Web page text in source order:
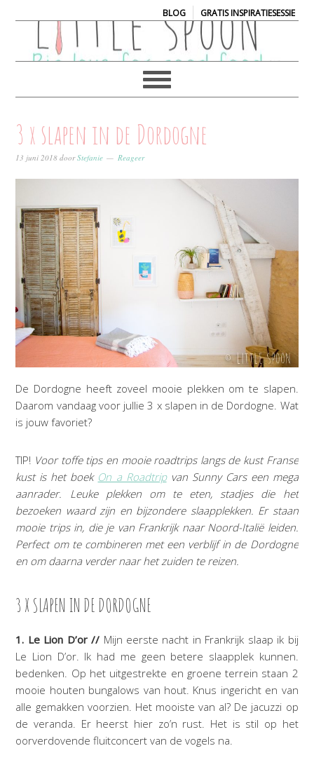
BLOG| GRATIS INSPIRATIESESSIE
3 x slapen in de Dordogne
13 juni 2018 doorStefanie Reageer
De Dordogne heeft zoveel mooie plekken om te slapen.
Daarom vandaag voor jullie 3 x slapen in de Dordogne. Wat
is jouw favoriet?
TIP! Voor toffe tips en mooie roadtrips langs de kust Franse
kust is het boek On a Roadtripvan Sunny Cars een mega
aanrader. Leuke plekken om te eten, stadjes die het
bezoeken waard zijn en bijzondere slaapplekken. Er staan
mooie trips in, die je van Frankrijk naar Noord-Italië leiden.
Perfect om te combineren met een verblijf in de Dordogne
en om daarna verder naar het zuiden te reizen.
3 X SLAPEN IN DE DORDOGNE
1. Le Lion D’or // Mijn eerste nacht in Frankrijk slaap ik bij
Le Lion D’or. Ik had me geen betere slaapplek kunnen.
bedenken. Op het uitgestrekte en groene terrein staan 2
mooie houten bungalows van hout. Knus ingericht en van
alle gemakken voorzien. Het mooiste van al? De jacuzzi op
de veranda. Er heerst hier zo’n rust. Het is stil op het
oorverdovende fluitconcert van de vogels na.